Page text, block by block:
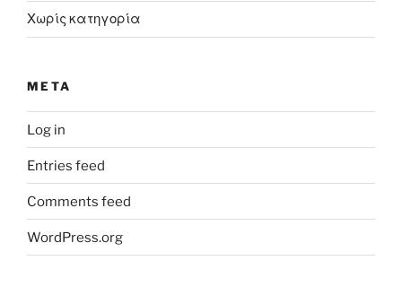
Χωρίς κατηγορία
META
Log in
Entries feed
Comments feed
WordPress.org